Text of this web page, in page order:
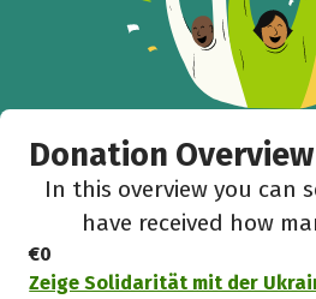
Donation Overview
In this overview you can
have received how
€0
Zeige Solidarität mit der
Facebook